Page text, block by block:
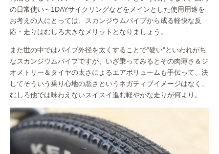
の日常使い～1DAYサイクリングなどをメインとした使用用途を
お考えの人にとっては、スカンジウムパイプから成る軽快な反
応・走りはむしろ大きなメリットとなりましょう。
また世の中ではパイプ外径を太くすることで”硬い”といわれがち
なスカンジウムパイプですが、いざ乗ってみるとその肉薄さ＆ジ
オメトリー＆タイヤの太さによるエアボリュームも手伝って、決
してそういう乗り心地の悪さというネガティブイメージはなく、
むしろ他では味わえないスイスイ進む軽やかな走りが何より。